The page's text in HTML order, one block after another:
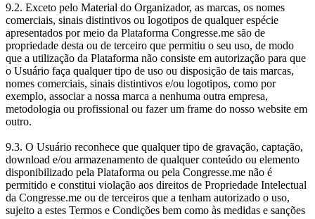
9.2. Exceto pelo Material do Organizador, as marcas, os nomes
comerciais, sinais distintivos ou logotipos de qualquer espécie
apresentados por meio da Plataforma Congresse.me são de
propriedade desta ou de terceiro que permitiu o seu uso, de modo
que a utilização da Plataforma não consiste em autorização para que
o Usuário faça qualquer tipo de uso ou disposição de tais marcas,
nomes comerciais, sinais distintivos e/ou logotipos, como por
exemplo, associar a nossa marca a nenhuma outra empresa,
metodologia ou profissional ou fazer um frame do nosso website em
outro.
9.3. O Usuário reconhece que qualquer tipo de gravação, captação,
download e/ou armazenamento de qualquer conteúdo ou elemento
disponibilizado pela Plataforma ou pela Congresse.me não é
permitido e constitui violação aos direitos de Propriedade Intelectual
da Congresse.me ou de terceiros que a tenham autorizado o uso,
sujeito a estes Termos e Condições bem como às medidas e sanções